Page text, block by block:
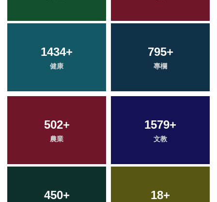
1434+
健康
795+
專欄
502+
農業
1579+
文教
450+ 18+